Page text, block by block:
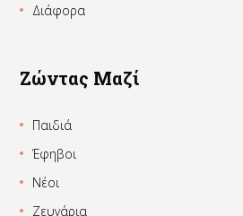
Διάφορα
Ζώντας Μαζί
Παιδιά
Έφηβοι
Νέοι
Ζευγάρια